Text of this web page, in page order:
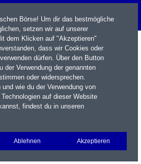
Portfolio Login
Börse! Um dir das bestmögliche
setzen wir auf unserer
dem Klicken auf "Akzeptieren"
dass wir Cookies oder
dürfen. Über den Button
der Verwendung der genannten
oder widersprechen.
wie du der Verwendung von
auf dieser Website
findest du in unseren
Ablehnen Akzeptieren